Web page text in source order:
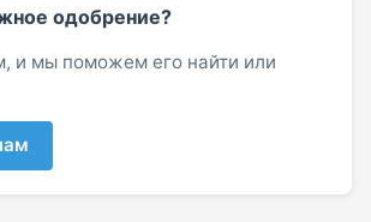
одобрение?
и мы поможем его найти или